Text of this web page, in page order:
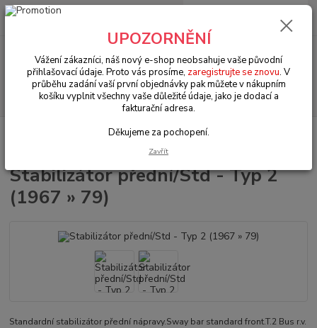
Menu
Hledat
+420 602 330 329
0 Kč
VW Bus Typ 2 (1967 » 79)
Brzdy & řízení & řazení (Brake & steering
Stabilizátor přední/Std - Typ 2
(1967 » 79)
Standardní stabilizátor přední nápravy.Sway bar standard front.T.2 Bus r.v.
UPOZORNĚNÍ
Vážení zákazníci, náš nový e-shop neobsahuje vaše původní
přihlašovací údaje. Proto vás prosíme, zaregistrujte se znovu. V
průběhu zadání vaší první objednávky pak můžete v nákupním
košíku vyplnit všechny vaše důležité údaje, jako je dodací a
fakturační adresa.
Děkujeme za pochopení.
Zavřít